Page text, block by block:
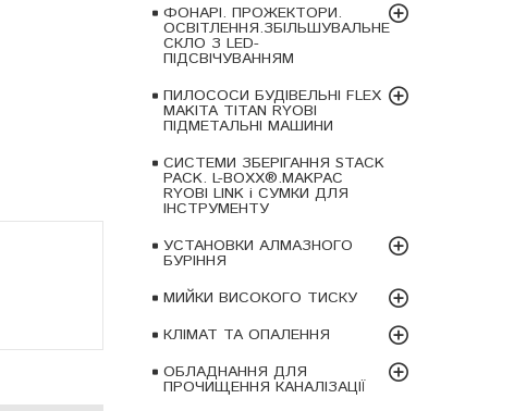
ФОНАРІ. ПРОЖЕКТОРИ.
ОСВІТЛЕННЯ.ЗБІЛЬШУВАЛЬНЕ
СКЛО З LED-
ПІДСВІЧУВАННЯМ
ПИЛОСОСИ БУДІВЕЛЬНІ FLEX
MAKITA TITAN RYOBI
ПІДМЕТАЛЬНІ МАШИНИ
СИСТЕМИ ЗБЕРІГАННЯ STACK
PACK. L-BOXX®.MAKPAC
RYOBI LINK і СУМКИ ДЛЯ
ІНСТРУМЕНТУ
УСТАНОВКИ АЛМАЗНОГО
БУРІННЯ
МИЙКИ ВИСОКОГО ТИСКУ
КЛІМАТ ТА ОПАЛЕННЯ
ОБЛАДНАННЯ ДЛЯ
ПРОЧИЩЕННЯ КАНАЛІЗАЦІЇ